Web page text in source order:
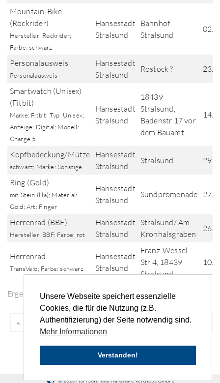
Unsere Webseite speichert essenzielle
Cookies, die für die Nutzung (z.B.
Authentifizierung) der Seite notwendig sind.
Mehr Informationen
Verstanden!
Ergebnisse der Fundsuche
Mountain-Bike
(Rockrider)
Hersteller: Rockrider;
Farbe: schwarz
Hansestadt
Stralsund
Bahnhof
Stralsund
Personalausweis
Personalausweis
Hansestadt
Stralsund
Rostock ?
Smartwatch (Unisex)
(Fitbit)
Marke: Fitbit; Typ: Unisex;
Anzeige: Digital; Modell:
Charge 5
Hansestadt
Stralsund
18439
Stralsund,
Badenstr 17 vor
dem Bauamt
Kopfbedeckung/Mütze
schwarz; Marke: Sonstige
Hansestadt
Stralsund
Stralsund
Ring (Gold)
mit Stein (lila); Material:
Gold; Art: Finger
Hansestadt
Stralsund
Sundpromenade
Herrenrad (BBF)
Hersteller: BBF; Farbe: rot
Hansestadt
Stralsund
Stralsund/ Am
Kronhalsgraben
Herrenrad
TransVelo; Farbe: schwarz
Hansestadt
Stralsund
Franz-Wessel-
Str 4, 18439
Stralsund
« ... 50 51 52 53 54 ... ›
© 2026 HSH Soft- und Hardware Vertriebs GmbH,